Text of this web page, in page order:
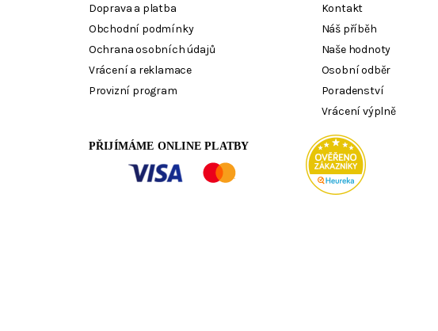
Doprava a platba
Obchodní podmínky
Ochrana osobních údajů
Vrácení a reklamace
Provizní program
Kontakt
Náš příběh
Naše hodnoty
Osobní odběr
Poradenství
Vrácení výplně
PŘIJÍMÁME ONLINE PLATBY